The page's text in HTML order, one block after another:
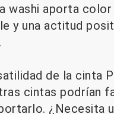
washi aporta
y una actitud
de la cinta
cintas podrían
¿Necesita